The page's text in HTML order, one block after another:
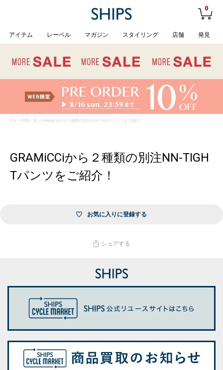
0
アイテム レーベル マガジン スタイリング 店舗 発見
TOP> 特集一覧 > GRAMiCCiから２種類の別注NN-TIGHTパンツをご紹介！
GRAMiCCiから２種類の別注NN-TIGH
Tパンツをご紹介！
お気に入りに登録する
シェアする